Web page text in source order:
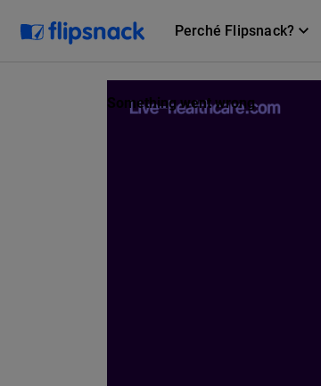
Perché Flipsnack?